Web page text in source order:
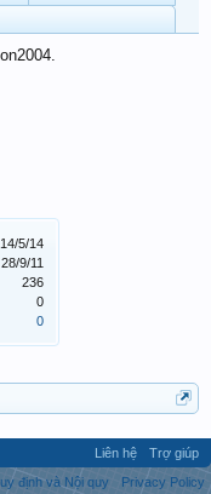
14/5/14
28/9/11
236
0
0
Liên hệ
Trợ giúp
định và Nội quy
Privacy Policy